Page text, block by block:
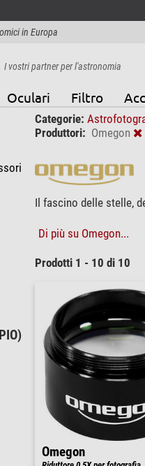
in Europa
I vostri partner per l'astronomia
Oculari Filtro
Categorie:
Produttori: Omegon
Il fascino delle stelle,
Di più su Omegon...
Prodotti 1 - 10 di 10
Omegon